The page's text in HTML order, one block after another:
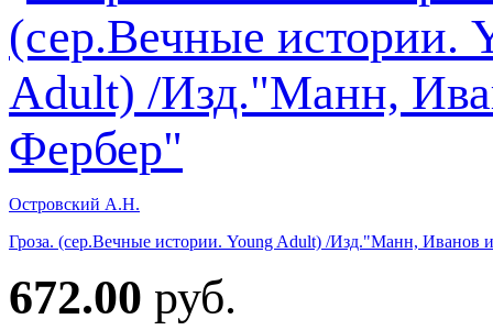
Островский А.Н.
Гроза. (сер.Вечные истории. Young Adult) /Изд."Манн, Иванов
672.00 руб.